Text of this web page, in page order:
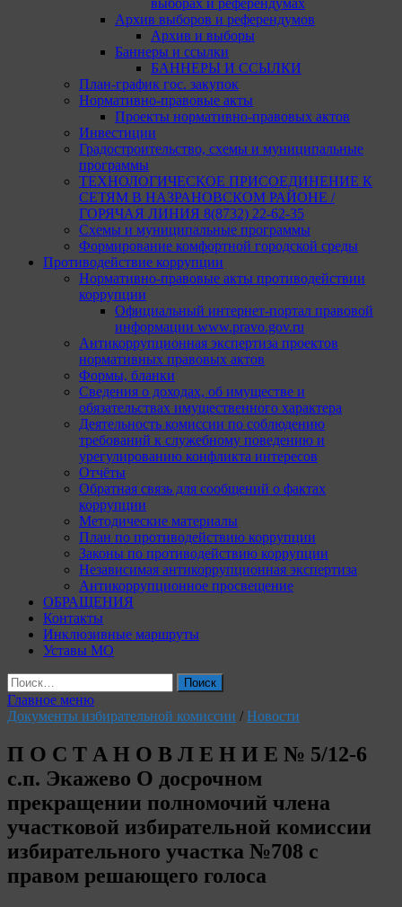
выборах и референдумах
Архив выборов и референдумов
Архив и выборы
Баннеры и ссылки
БАННЕРЫ И ССЫЛКИ
План-график гос. закупок
Нормативно-правовые акты
Проекты нормативно-правовых актов
Инвестиции
Градостроительство, схемы и муниципальные
программы
ТЕХНОЛОГИЧЕСКОЕ ПРИСОЕДИНЕНИЕ К
СЕТЯМ В НАЗРАНОВСКОМ РАЙОНЕ /
ГОРЯЧАЯ ЛИНИЯ 8(8732) 22-62-35
Схемы и муниципальные программы
Формирование комфортной городской среды
Противодействие коррупции
Нормативно-правовые акты противодействии
коррупции
Официальный интернет-портал правовой
информации www.pravo.gov.ru
Антикоррупционная экспертиза проектов
нормативных правовых актов
Формы, бланки
Сведения о доходах, об имуществе и
обязательствах имущественного характера
Деятельность комиссии по соблюдению
требований к служебному поведению и
урегулированию конфликта интересов
Отчёты
Обратная связь для сообщений о фактах
коррупции
Методические материалы
План по противодействию коррупции
Законы по противодействию коррупции
Независимая антикоррупционная экспертиза
Антикоррупционное просвещение
ОБРАЩЕНИЯ
Контакты
Инклюзивные маршруты
Уставы МО
Найти:
Главное меню
Документы избирательной комиссии / Новости
П О С Т А Н О В Л Е Н И Е № 5/12-6
с.п. Экажево О досрочном
прекращении полномочий члена
участковой избирательной комиссии
избирательного участка №708 с
правом решающего голоса